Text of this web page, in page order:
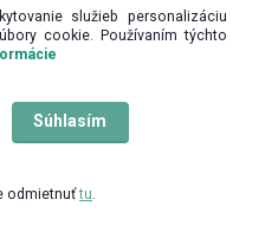
cookies.
služieb personalizáciu
cookie. Používaním týchto
Súhlasím
odmietnuťtu.